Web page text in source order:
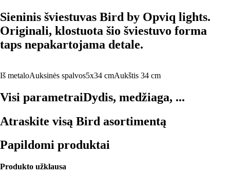
Sieninis šviestuvas Bird by Opviq lights.
Originali, klostuota šio šviestuvo forma
taps nepakartojama detale.
Iš metaloAuksinės spalvos5x34 cmAukštis 34 cm
Visi parametraiDydis, medžiaga, ...
Atraskite visą Bird asortimentą
Papildomi produktai
Produkto užklausa